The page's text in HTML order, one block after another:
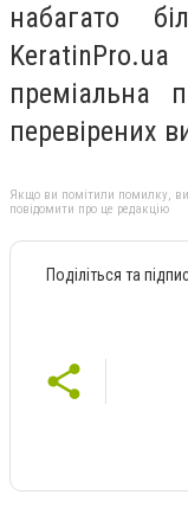
набагато
KeratinPro.ua
преміальна
перевірених
Якщо ви помітили помилку,
повідомити про це редакцію
Поділіться та